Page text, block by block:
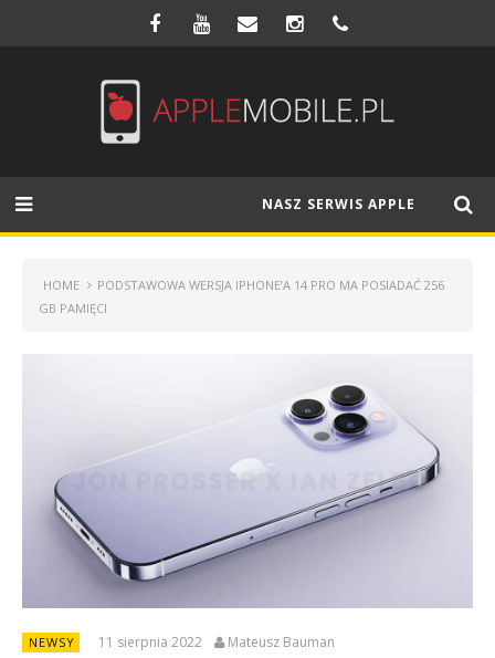
NASZ SERWIS APPLE
HOME
PODSTAWOWA WERSJA IPHONE’A 14 PRO MA POSIADAĆ 256
GB PAMIĘCI
NEWSY 11 sierpnia 2022 Mateusz Bauman